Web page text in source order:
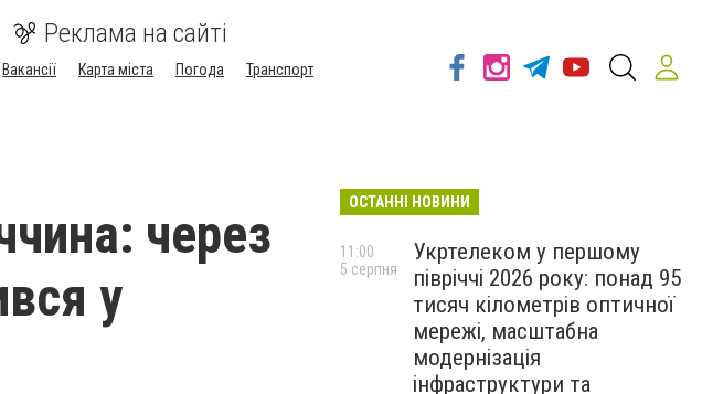
Реклама на сайті
Вакансії Карта міста Погода
Транспорт
через
у
ОСТАННІ НОВИНИ
Укртелеком у першому
півріччі 2026 року: понад 95
тисяч кілометрів оптичної
мережі, масштабна
модернізація
інфраструктури та
11:00
5 серпня